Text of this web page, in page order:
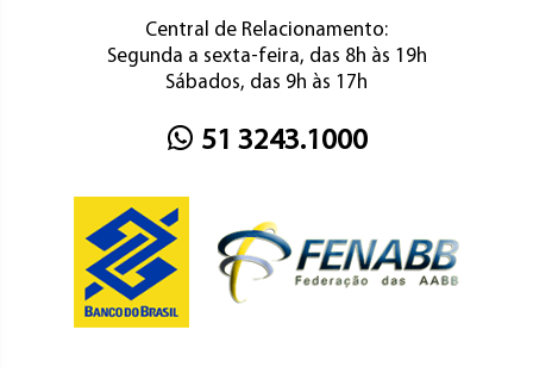
Central de Relacionamento:
Segunda a sexta-feira, das 8h às 19h
Sábados, das 9h às 17h
51 3243.1000